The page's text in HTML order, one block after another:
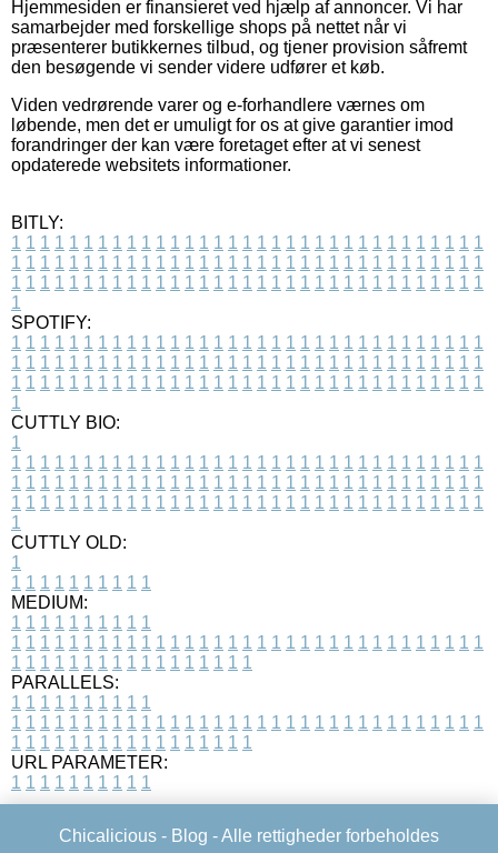
Hjemmesiden er finansieret ved hjælp af annoncer. Vi har
samarbejder med forskellige shops på nettet når vi
præsenterer butikkernes tilbud, og tjener provision såfremt
den besøgende vi sender videre udfører et køb.
Viden vedrørende varer og e-forhandlere værnes om
løbende, men det er umuligt for os at give garantier imod
forandringer der kan være foretaget efter at vi senest
opdaterede websitets informationer.
BITLY:
1 1 1 1 1 1 1 1 1 1 1 1 1 1 1 1 1 1 1 1 1 1 1 1 1 1 1 1 1 1 1 1 1
1 1 1 1 1 1 1 1 1 1 1 1 1 1 1 1 1 1 1 1 1 1 1 1 1 1 1 1 1 1 1 1 1
1 1 1 1 1 1 1 1 1 1 1 1 1 1 1 1 1 1 1 1 1 1 1 1 1 1 1 1 1 1 1 1 1
1
SPOTIFY:
1 1 1 1 1 1 1 1 1 1 1 1 1 1 1 1 1 1 1 1 1 1 1 1 1 1 1 1 1 1 1 1 1
1 1 1 1 1 1 1 1 1 1 1 1 1 1 1 1 1 1 1 1 1 1 1 1 1 1 1 1 1 1 1 1 1
1 1 1 1 1 1 1 1 1 1 1 1 1 1 1 1 1 1 1 1 1 1 1 1 1 1 1 1 1 1 1 1 1
1
CUTTLY BIO:
1
1 1 1 1 1 1 1 1 1 1 1 1 1 1 1 1 1 1 1 1 1 1 1 1 1 1 1 1 1 1 1 1 1
1 1 1 1 1 1 1 1 1 1 1 1 1 1 1 1 1 1 1 1 1 1 1 1 1 1 1 1 1 1 1 1 1
1 1 1 1 1 1 1 1 1 1 1 1 1 1 1 1 1 1 1 1 1 1 1 1 1 1 1 1 1 1 1 1 1
1
CUTTLY OLD:
1
1 1 1 1 1 1 1 1 1 1
MEDIUM:
1 1 1 1 1 1 1 1 1 1
1 1 1 1 1 1 1 1 1 1 1 1 1 1 1 1 1 1 1 1 1 1 1 1 1 1 1 1 1 1 1 1 1
1 1 1 1 1 1 1 1 1 1 1 1 1 1 1 1 1
PARALLELS:
1 1 1 1 1 1 1 1 1 1
1 1 1 1 1 1 1 1 1 1 1 1 1 1 1 1 1 1 1 1 1 1 1 1 1 1 1 1 1 1 1 1 1
1 1 1 1 1 1 1 1 1 1 1 1 1 1 1 1 1
URL PARAMETER:
1 1 1 1 1 1 1 1 1 1
Chicalicious - Blog - Alle rettigheder forbeholdes